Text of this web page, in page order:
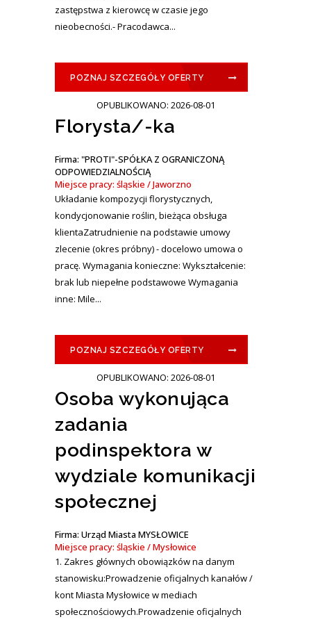
zastępstwa z kierowcę w czasie jego
nieobecności.- Pracodawca...
POZNAJ SZCZEGÓŁY OFERTY
OPUBLIKOWANO: 2026-08-01
Florysta/-ka
Firma: "PROTI"-SPÓŁKA Z OGRANICZONĄ
ODPOWIEDZIALNOŚCIĄ
Miejsce pracy: śląskie / Jaworzno
Układanie kompozycji florystycznych,
kondycjonowanie roślin, bieżąca obsługa
klientaZatrudnienie na podstawie umowy
zlecenie (okres próbny) - docelowo umowa o
pracę. Wymagania konieczne: Wykształcenie:
brak lub niepełne podstawowe Wymagania
inne: Mile...
POZNAJ SZCZEGÓŁY OFERTY
OPUBLIKOWANO: 2026-08-01
Osoba wykonująca
zadania
podinspektora w
wydziale komunikacji
społecznej
Firma: Urząd Miasta MYSŁOWICE
Miejsce pracy: śląskie / Mysłowice
1. Zakres głównych obowiązków na danym
stanowisku:Prowadzenie oficjalnych kanałów /
kont Miasta Mysłowice w mediach
społecznościowych.Prowadzenie oficjalnych